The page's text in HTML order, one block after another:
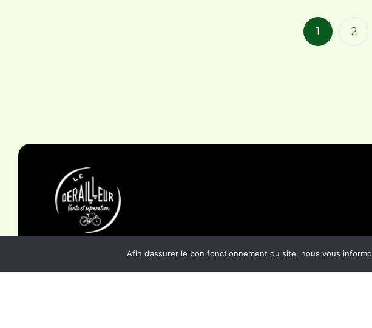
1 2
Afin d’assurer le bon fonctionnement du site, nous vous